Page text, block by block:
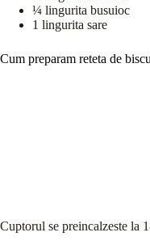
¼ lingurita busuioc
1 lingurita sare
Cum preparam reteta de
Cuptorul se preincalzeste la